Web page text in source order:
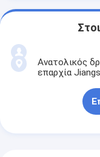
Ανατολικός
επαρχία